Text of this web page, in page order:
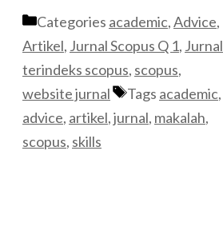
Categories academic,Advice,
Artikel, Jurnal Scopus Q 1, Jurnal
terindeks scopus, scopus,
website jurnal
Tags academic,
advice, artikel,jurnal, makalah,
scopus, skills